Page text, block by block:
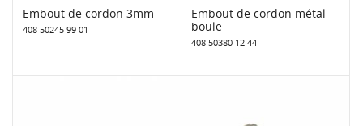
Embout de cordon 3mm
408 50245 99 01
Embout de cordon métal
boule
408 50380 12 44